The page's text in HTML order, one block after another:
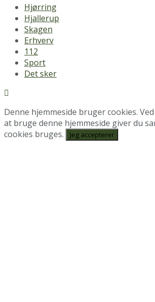
Hjørring
Hjallerup
Skagen
Erhverv
112
Sport
Det sker
Denne hjemmeside bruger cookies.
at bruge denne hjemmeside giver du
cookies bruges.
Jeg accepterer